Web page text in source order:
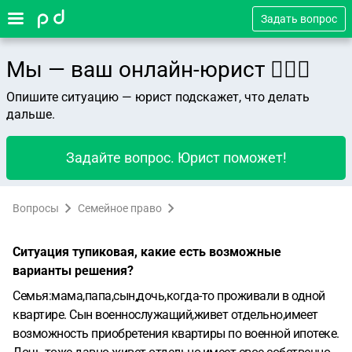
Задать вопрос
Мы — ваш онлайн-юрист 👨🏻‍⚖️
Опишите ситуацию — юрист подскажет, что делать
дальше.
Задайте вопрос. Юрист поможет!
Вопросы Семейное право
Ситуация тупиковая, какие есть возможные
варианты решения?
Семья:мама,папа,сын,дочь,когда-то проживали в одной
квартире. Сын военнослужащий,живет отдельно,имеет
возможность приобретения квартиры по военной ипотеке.